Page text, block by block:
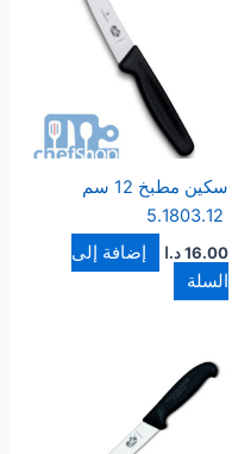
سكين مطبخ 12 سم
16.00د.ا
إضافة إلى
السلة